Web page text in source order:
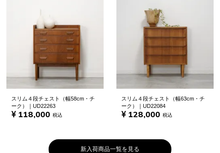
スリム４段チェスト（幅58cm・チ
ーク）｜UD22263
118,000 税込
スリム４段チェスト（幅63cm・チ
ーク）｜UD22084
128,000 税込
新入荷商品一覧を見る